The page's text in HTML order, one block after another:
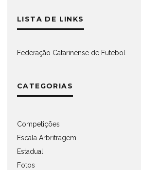
LISTA DE LINKS
Federação Catarinense de Futebol
CATEGORIAS
Competições
Escala Arbritragem
Estadual
Fotos